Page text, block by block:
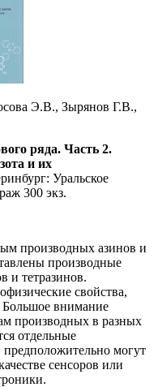
Э.В., Зырянов Г.В.,
ряда. Часть 2.
и их
Уральское
300 экз.
производных азинов и
производные
и тетразинов.
свойства,
Большое внимание
производных в разных
отдельные
могут
сенсоров или